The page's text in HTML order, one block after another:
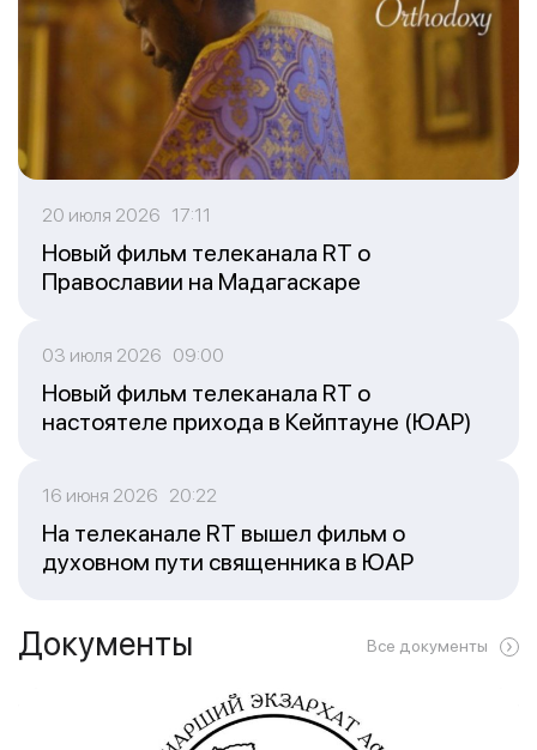
20 июля 2026 17:11
Новый фильм телеканала RT о
Православии на Мадагаскаре
03 июля 2026 09:00
Новый фильм телеканала RT о
настоятеле прихода в Кейптауне (ЮАР)
16 июня 2026 20:22
На телеканале RT вышел фильм о
духовном пути священника в ЮАР
Документы Все документы